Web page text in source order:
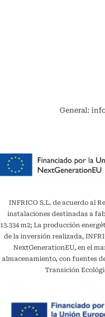
General:
INFRICO S.L. de acuerdo al
instalaciones destinadas a
13.334 m2; La producción
de la inversión realizada,
NextGenerationEU, en el
almacenamiento, con fuentes
Transición